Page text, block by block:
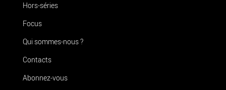
Hors-séries
Focus
Qui sommes-nous ?
Contacts
Abonnez-vous